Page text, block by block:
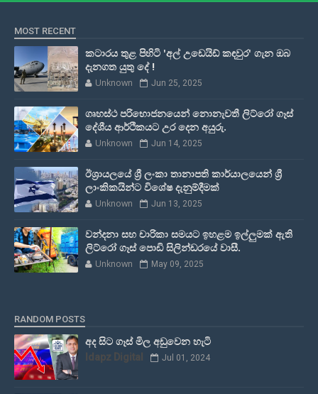
MOST RECENT
කටාරය තුළ පිහිටි 'අල් උඩෙයිඩ් කඳවුර' ගැන ඔබ
දැනගත යුතු දේ !
Unknown Jun 25, 2025
ගෘහස්ථ පරිභොජනයෙන් නොනැවතී ලිට්රෝ ගෑස්
දේශීය ආර්ථිකයට උර දෙන අයුරු.
Unknown Jun 14, 2025
ඊශ්‍රායලයේ ශ්‍රී ලංකා තානාපති කාර්යාලයෙන් ශ්‍රී
ලාංකිකයින්ට විශේෂ දැනුම්දීමක්
Unknown Jun 13, 2025
වන්දනා සහ චාරිකා සමයට ඉහළම ඉල්ලුමක් ඇති
ලිට්රෝ ගෑස් පොඩි සිලින්ඩරයේ වාසී.
Unknown May 09, 2025
RANDOM POSTS
අද සිට ගෑස් මිල අඩුවෙන හැටි
Idapz Digital Jul 01, 2024